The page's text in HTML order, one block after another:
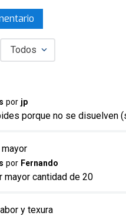
de 1 a 5 estrellas
Todos
por jp
porque no se disuelven
por Fernando
mayor cantidad de 20
y texura